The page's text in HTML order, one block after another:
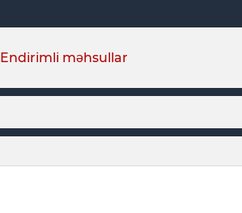
Endirimli məhsullar